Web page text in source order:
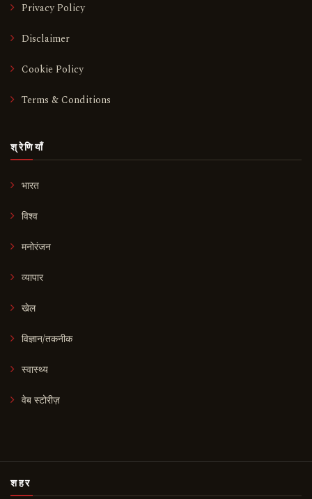
Privacy Policy
Disclaimer
Cookie Policy
Terms & Conditions
श्रेणियाँ
भारत
विश्व
मनोरंजन
व्यापार
खेल
विज्ञान/तकनीक
स्वास्थ्य
वेब स्टोरीज़
शहर